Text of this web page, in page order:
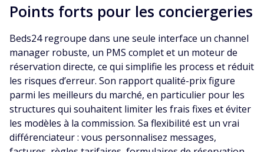
Points forts pour les conciergeries
Beds24 regroupe dans une seule interface un channel
manager robuste, un PMS complet et un moteur de
réservation directe, ce qui simplifie les process et réduit
les risques d’erreur. Son rapport qualité-prix figure
parmi les meilleurs du marché, en particulier pour les
structures qui souhaitent limiter les frais fixes et éviter
les modèles à la commission. Sa flexibilité est un vrai
différenciateur : vous personnalisez messages,